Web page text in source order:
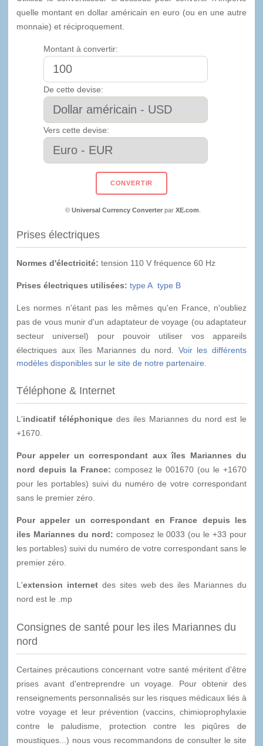
quelle montant en dollar américain en euro (ou en une autre
monnaie) et réciproquement.
Montant à convertir:
De cette devise:
Vers cette devise:
© Universal Currency Converterpar XE.com
Prises électriques
Normes d'électricité: tension 110 V fréquence 60 Hz
Prises électriques utilisées: type A type B
Les normes n'étant pas les mêmes qu'en France, n'oubliez
pas de vous munir d'un adaptateur de voyage (ou adaptateur
secteur universel) pour pouvoir utiliser vos appareils
électriques aux îles Mariannes du nord. Voir les différents
modèles disponibles sur le site de notre partenaire.
Téléphone & Internet
L'indicatif téléphonique des iles Mariannes du nord est le
+1670.
Pour appeler un correspondant aux îles Mariannes du
nord depuis la France: composez le 001670 (ou le +1670
pour les portables) suivi du numéro de votre correspondant
sans le premier zéro.
Pour appeler un correspondant en France depuis les
iles Mariannes du nord: composez le 0033 (ou le +33 pour
les portables) suivi du numéro de votre correspondant sans le
premier zéro.
L'extension internetdes sites web des iles Mariannes du
nord est le .mp
Consignes de santé pour les iles Mariannes du
nord
Certaines précautions concernant votre santé méritent d'être
prises avant d'entreprendre un voyage. Pour obtenir des
renseignements personnalisés sur les risques médicaux liés à
votre voyage et leur prévention (vaccins, chimioprophylaxie
contre le paludisme, protection contre les piqûres de
moustiques...) nous vous recommandons de consulter le site